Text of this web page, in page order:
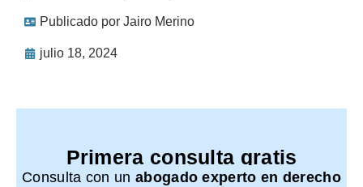
Publicado por Jairo Merino
julio 18, 2024
Primera consulta gratis
Consulta con un abogado experto en derecho